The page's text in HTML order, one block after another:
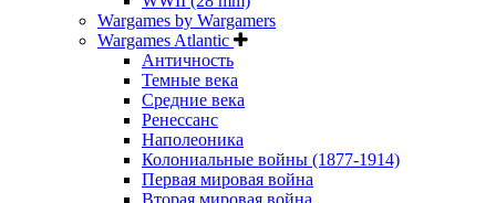
Wargames by Wargamers
Wargames Atlantic
Античность
Темные века
Средние века
Ренессанс
Наполеоника
Колониальные войны (1877-1914)
Первая мировая война
Вторая мировая война